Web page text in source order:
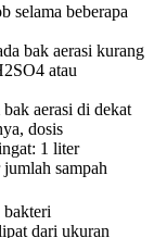
beberapa
bak aerasi kurang
atau
aerasi di dekat
dosis
1 liter
sampah
bakteri
dari ukuran